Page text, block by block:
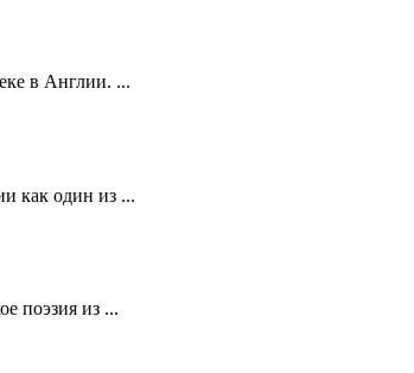
в Англии. ...
как один из ...
поэзия из ...